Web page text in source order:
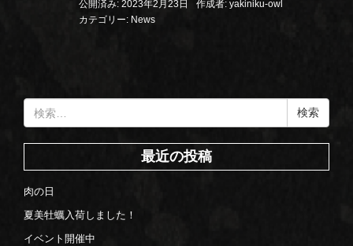
公開済み: 2023年2月23日 作成者: yakiniku-owl
カテゴリー: News
索:
最近の投稿
肉の日
夏美牡蠣入荷しました！
イベント開催中